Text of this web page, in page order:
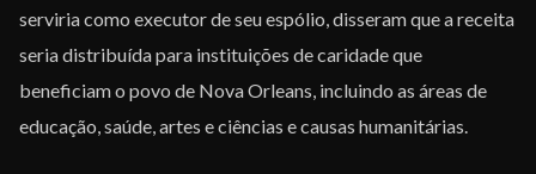
serviria como executor de seu espólio, disseram que a receita
seria distribuída para instituições de caridade que
beneficiam o povo de Nova Orleans, incluindo as áreas de
educação, saúde, artes e ciências e causas humanitárias.